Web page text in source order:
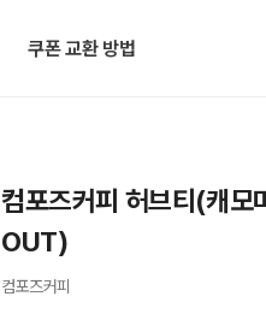
쿠폰 교환 방법
컴포즈커피 허브티(캐
OUT)
컴포즈커피